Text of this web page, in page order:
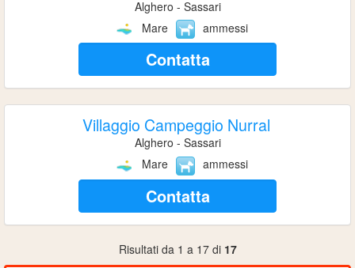
Alghero - Sassari
Mare
ammessi
Contatta
Villaggio Campeggio Nurral
Alghero - Sassari
Mare
ammessi
Contatta
Risultati da 1 a 17 di 17